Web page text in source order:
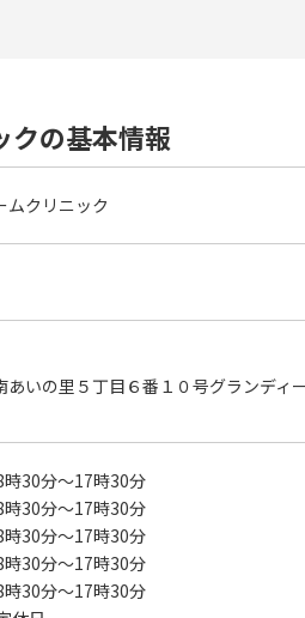
クの基本情報
ムクリニック
いの里５丁目６番１０号グランディ
時30分～17時30分
時30分～17時30分
時30分～17時30分
時30分～17時30分
時30分～17時30分